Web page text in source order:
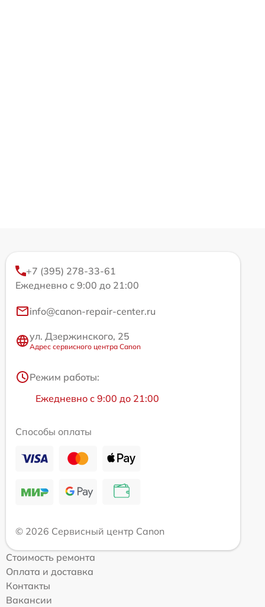
+7 (395) 278-33-61
Ежедневно с 9:00 до 21:00
info@canon-repair-center.ru
ул. Дзержинского, 25
Адрес сервисного центра Canon
Режим работы:
Ежедневно с 9:00 до 21:00
Способы оплаты
© 2026 Сервисный центр Canon
Стоимость ремонта
Оплата и доставка
Контакты
Вакансии